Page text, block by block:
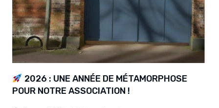
2026 : UNE ANNÉE DE MÉTAMORPHOSE
POUR NOTRE ASSOCIATION !